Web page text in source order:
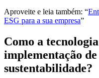
Aproveite e leia também: “
ESG para a sua empresa”
Como a
implementação
sustentabilidade?